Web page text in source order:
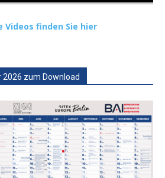
Videos finden Sie hier
zum Download